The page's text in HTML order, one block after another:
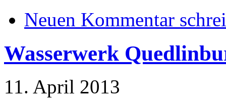
Neuen Kommentar
Wasserwerk
11. April 2013